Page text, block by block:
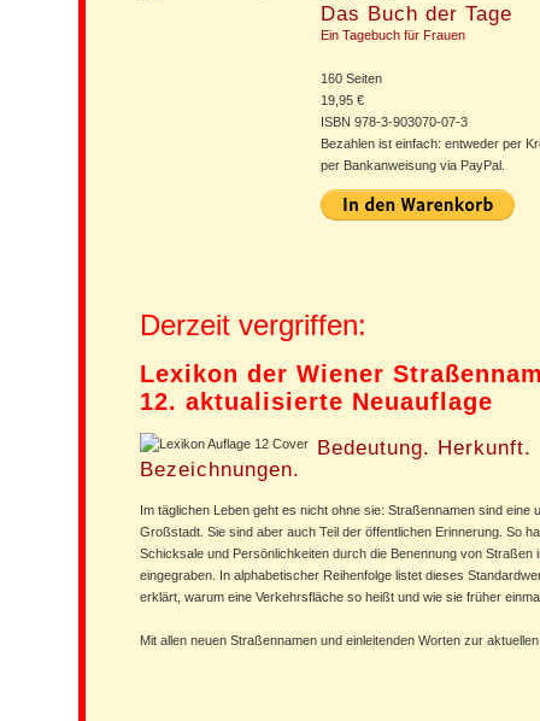
Das Buch der Tage
Ein Tagebuch für Frauen
160 Seiten
19,95 €
ISBN 978-3-903070-07-3
Bezahlen ist einfach: entweder per
per Bankanweisung via PayPal.
Derzeit vergriffen:
Lexikon der Wiener
12. aktualisierte Neuauflage
Bedeutung. Herkunft.
Bezeichnungen.
Im täglichen Leben geht es nicht ohne sie: Straßennamen sind eine
Großstadt. Sie sind aber auch Teil der öffentlichen Erinnerung. So
Schicksale und Persönlichkeiten durch die Benennung von Straßen
eingegraben. In alphabetischer Reihenfolge listet dieses
erklärt, warum eine Verkehrsfläche so heißt und wie sie früher
Mit allen neuen Straßennamen und einleitenden Worten zur